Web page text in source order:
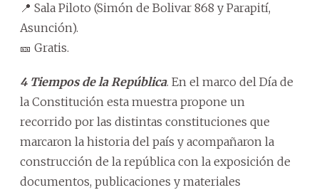
📍 Sala Piloto (Simón de Bolivar 868 y Parapití,
Asunción).
🎫 Gratis.
4 Tiempos de la República. En el marco del Día de
la Constitución esta muestra propone un
recorrido por las distintas constituciones que
marcaron la historia del país y acompañaron la
construcción de la república con la exposición de
documentos, publicaciones y materiales